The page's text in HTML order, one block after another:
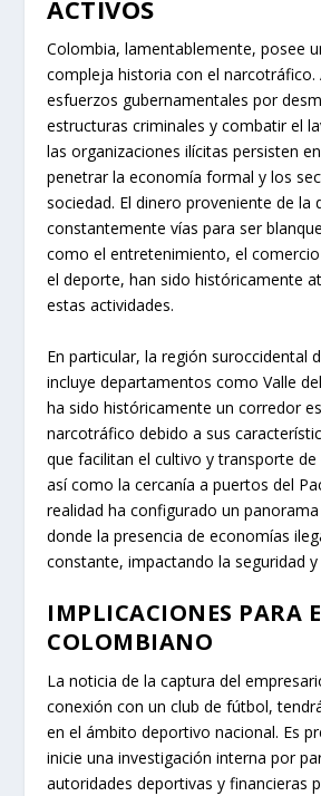
ACTIVOS
Colombia, lamentablemente, posee
compleja historia con el narcotráfico.
esfuerzos gubernamentales por
estructuras criminales y combatir el
las organizaciones ilícitas persisten
penetrar la economía formal y los
sociedad. El dinero proveniente de la
constantemente vías para ser
como el entretenimiento, el
el deporte, han sido históricamente
estas actividades.
En particular, la región suroccidental
incluye departamentos como Valle
ha sido históricamente un corredor
narcotráfico debido a sus
que facilitan el cultivo y transporte
así como la cercanía a puertos del
realidad ha configurado un
donde la presencia de economías
constante, impactando la seguridad
IMPLICACIONES PARA
COLOMBIANO
La noticia de la captura del
conexión con un club de fútbol,
en el ámbito deportivo nacional. Es
inicie una investigación interna por
autoridades deportivas y financieras